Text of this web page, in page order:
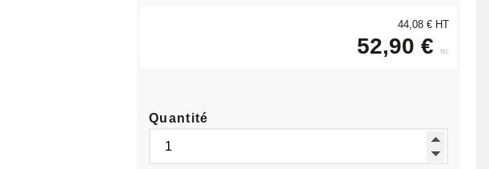
44,08 € HT
52,90 € ttc
Quantité